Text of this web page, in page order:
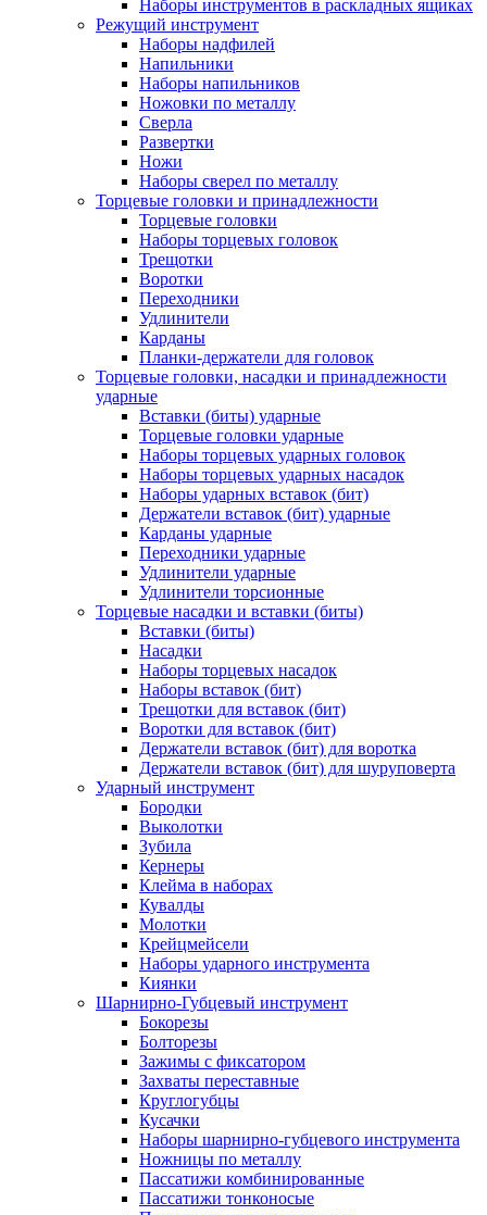
Наборы инструментов в раскладных ящиках
Режущий инструмент
Наборы надфилей
Напильники
Наборы напильников
Ножовки по металлу
Сверла
Развертки
Ножи
Наборы сверел по металлу
Торцевые головки и принадлежности
Торцевые головки
Наборы торцевых головок
Трещотки
Воротки
Переходники
Удлинители
Карданы
Планки-держатели для головок
Торцевые головки, насадки и принадлежности
ударные
Вставки (биты) ударные
Торцевые головки ударные
Наборы торцевых ударных головок
Наборы торцевых ударных насадок
Наборы ударных вставок (бит)
Держатели вставок (бит) ударные
Карданы ударные
Переходники ударные
Удлинители ударные
Удлинители торсионные
Торцевые насадки и вставки (биты)
Вставки (биты)
Насадки
Наборы торцевых насадок
Наборы вставок (бит)
Трещотки для вставок (бит)
Воротки для вставок (бит)
Держатели вставок (бит) для воротка
Держатели вставок (бит) для шуруповерта
Ударный инструмент
Бородки
Выколотки
Зубила
Кернеры
Клейма в наборах
Кувалды
Молотки
Крейцмейсели
Наборы ударного инструмента
Киянки
Шарнирно-Губцевый инструмент
Бокорезы
Болторезы
Зажимы с фиксатором
Захваты переставные
Круглогубцы
Кусачки
Наборы шарнирно-губцевого инструмента
Ножницы по металлу
Пассатижи комбинированные
Пассатижи тонконосые